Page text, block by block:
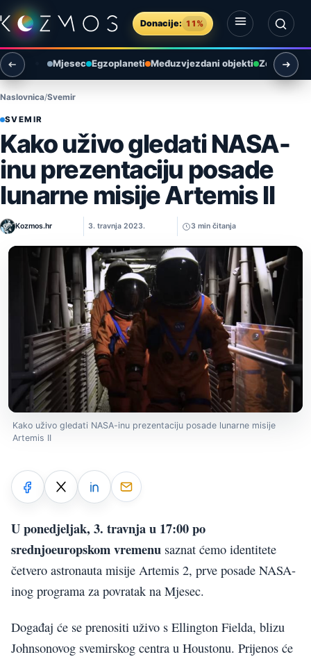
Preskoči na sadržaj
Donacije: 11%
Otvori izbornik
Otvori pretragu
Mjesec Egzoplaneti Međuzvjezdani objekti Zemlja i
Naslovnica Svemir
SVEMIR
Kako uživo gledati NASA-
inu prezentaciju posade
lunarne misije Artemis II
Kozmos.hr 3. travnja 2023. 3 min čitanja
Kako uživo gledati NASA-inu prezentaciju posade lunarne misije
Artemis II
U ponedjeljak, 3. travnja u 17:00 po
srednjoeuropskom vremenu saznat ćemo identitete
četvero astronauta misije Artemis 2, prve posade NASA-
inog programa za povratak na Mjesec.
Događaj će se prenositi uživo s Ellington Fielda, blizu
Johnsonovog svemirskog centra u Houstonu. Prijenos će